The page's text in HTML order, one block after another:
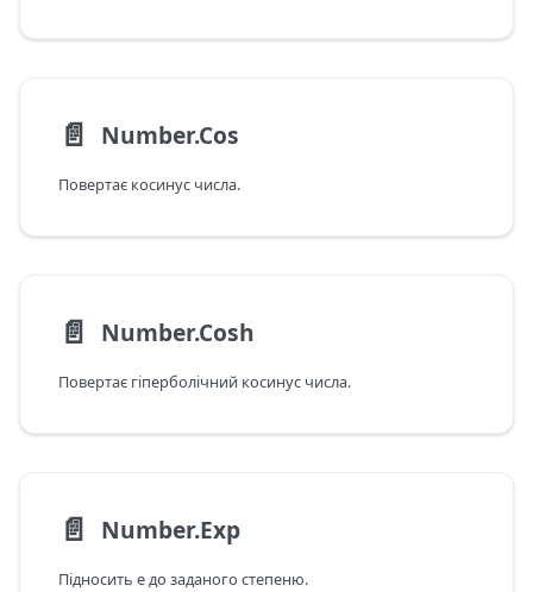
📄️ Number.Cos
Повертає косинус числа.
📄️ Number.Cosh
Повертає гіперболічний косинус числа.
📄️ Number.Exp
Підносить e до заданого степеню.